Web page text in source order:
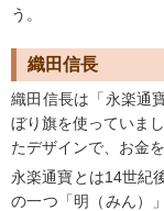
う。
織田信長
織田信長は「永楽通
ぼり旗を使っていま
たデザインで、お金
永楽通寶とは14世紀
の一つ「明（みん）